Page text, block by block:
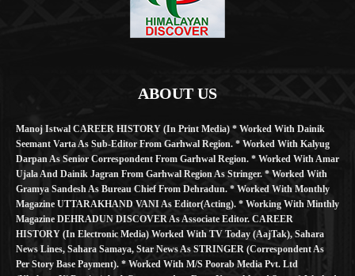
ABOUT US
Manoj Istwal CAREER HISTORY (in Print Media) * Worked With Dainik
Seemant Varta As Sub-Editor From Garhwal Region. * Worked With Kalyug
Darpan As Senior Correspondent From Garhwal Region. * Worked With Amar
Ujala And Dainik Jagran From Garhwal Region As Stringer. * Worked With
Gramya Sandesh As Bureau Chief From Dehradun. * Worked With Monthly
Magazine UTTARAKHAND VANI As Editor(Acting). * Working With Minthly
Magazine DEHRADUN DISCOVER As Associate Editor. CAREER
HISTORY (in Electronic Media) Worked With TV Today (AajTak), Sahara
News Lines, Sahara Samaya, Star News As STRINGER (Correspondent As
Per Story Base Payment). * Worked With M/S Poorab Media Pvt. Ltd